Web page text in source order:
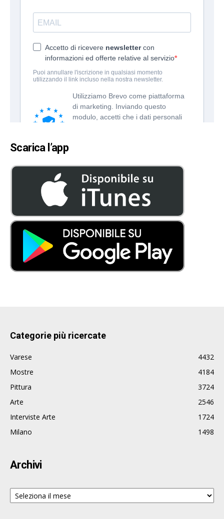
Scarica l’app
Categorie più ricercate
Varese
4432
Mostre
4184
Pittura
3724
Arte
2546
Interviste Arte
1724
Milano
1498
Archivi
Archivi